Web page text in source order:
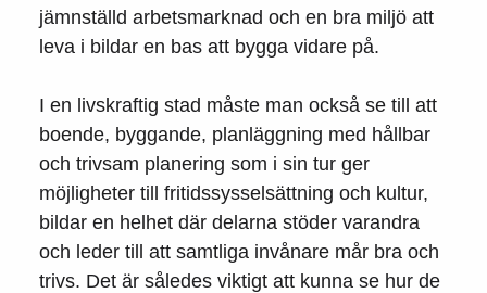
jämnställd arbetsmarknad och en bra miljö att
leva i bildar en bas att bygga vidare på.
I en livskraftig stad måste man också se till att
boende, byggande, planläggning med hållbar
och trivsam planering som i sin tur ger
möjligheter till fritidssysselsättning och kultur,
bildar en helhet där delarna stöder varandra
och leder till att samtliga invånare mår bra och
trivs. Det är således viktigt att kunna se hur de